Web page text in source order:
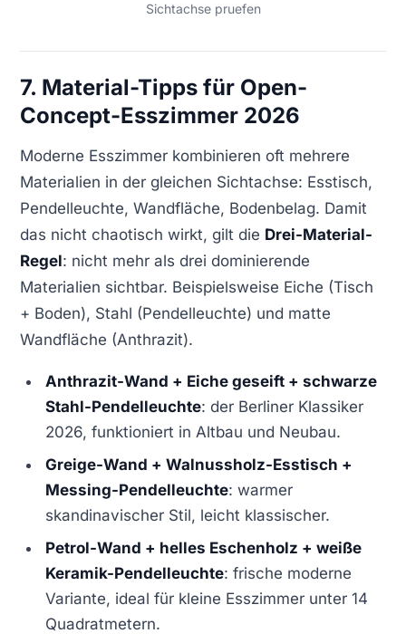
Sichtachse pruefen
7. Material-Tipps für Open-
Concept-Esszimmer 2026
Moderne Esszimmer kombinieren oft mehrere
Materialien in der gleichen Sichtachse: Esstisch,
Pendelleuchte, Wandfläche, Bodenbelag. Damit
das nicht chaotisch wirkt, gilt die Drei-Material-
Regel: nicht mehr als drei dominierende
Materialien sichtbar. Beispielsweise Eiche (Tisch
+ Boden), Stahl (Pendelleuchte) und matte
Wandfläche (Anthrazit).
Anthrazit-Wand + Eiche geseift + schwarze
Stahl-Pendelleuchte: der Berliner Klassiker
2026, funktioniert in Altbau und Neubau.
Greige-Wand + Walnussholz-Esstisch +
Messing-Pendelleuchte: warmer
skandinavischer Stil, leicht klassischer.
Petrol-Wand + helles Eschenholz + weiße
Keramik-Pendelleuchte: frische moderne
Variante, ideal für kleine Esszimmer unter 14
Quadratmetern.